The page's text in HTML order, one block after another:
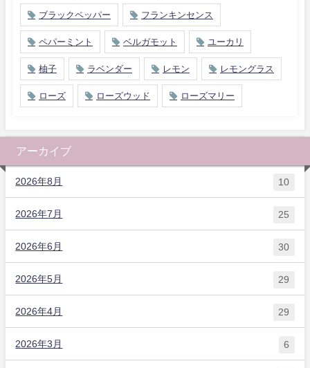
ブラックペッパー フランキンセンス
ペパーミント ベルガモット ユーカリ
柚子 ラベンダー レモン レモングラス
ローズ ローズウッド ローズマリー
アーカイブ
2026年8月 10
2026年7月 25
2026年6月 30
2026年5月 29
2026年4月 29
2026年3月 6